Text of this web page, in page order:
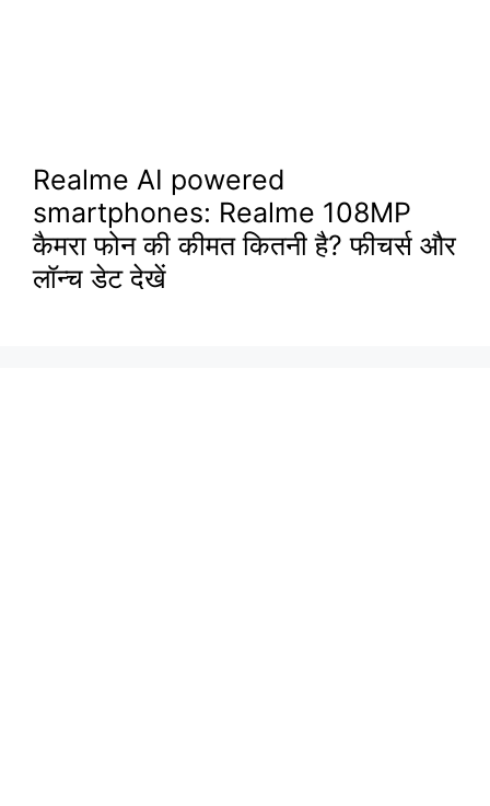
Realme AI powered
smartphones: Realme 108MP
कैमरा फोन की कीमत कितनी है? फीचर्स और
लॉन्च डेट देखें